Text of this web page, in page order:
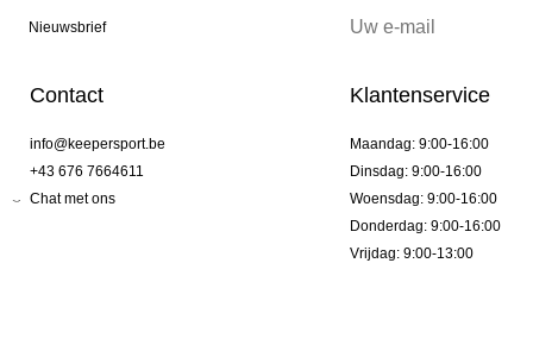
Nieuwsbrief
Contact
info@keepersport.be
+43 676 7664611
Chat met ons
Klantenservice
Maandag: 9:00-16:00
Dinsdag: 9:00-16:00
Woensdag: 9:00-16:00
Donderdag: 9:00-16:00
Vrijdag: 9:00-13:00